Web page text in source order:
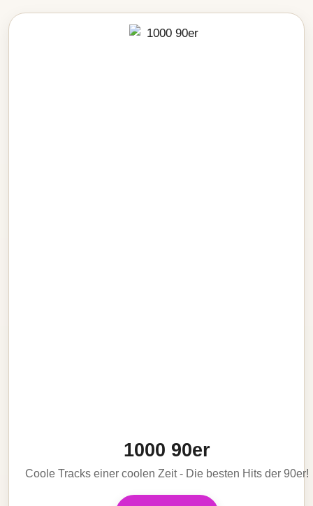
1000 90er
Coole Tracks einer coolen Zeit - Die besten Hits der 90er!